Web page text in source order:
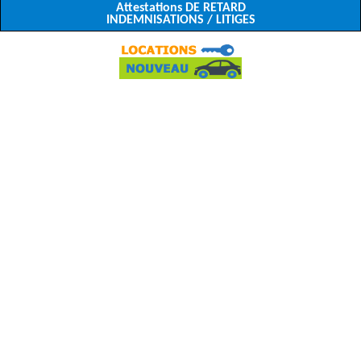
Attestations DE RETARD
INDEMNISATIONS / LITIGES